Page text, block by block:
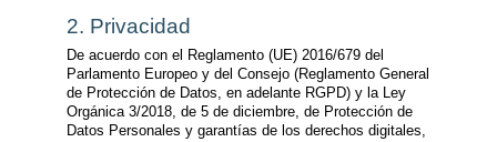
2. Privacidad
De acuerdo con el Reglamento (UE) 2016/679 del
Parlamento Europeo y del Consejo (Reglamento General
de Protección de Datos, en adelante RGPD) y la Ley
Orgánica 3/2018, de 5 de diciembre, de Protección de
Datos Personales y garantías de los derechos digitales,